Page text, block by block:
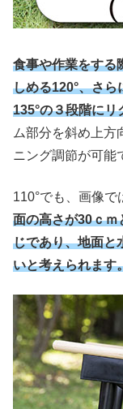
食事や作業をする
しめる120°、さ
135°の３段階に
ム部分を斜め上方
ニング調節が可能
110°でも、画像で
面の高さが30ｃｍ
じであり、地面と
いと考えられます